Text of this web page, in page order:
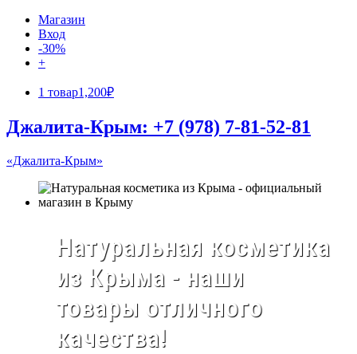
Магазин
Вход
-30%
+
1 товар1,200₽
Джалита-Крым: +7 (978) 7-81-52-81
«Джалита-Крым»
Натуральная косметика
из Крыма - наши
товары отличного
качества!